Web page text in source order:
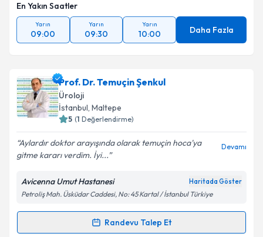
En Yakın Saatler
Yarın
09:00
Yarın
09:30
Yarın
10:00 Daha Fazla
Prof. Dr. Temuçin Şenkul
Üroloji
İstanbul, Maltepe
5 (1 Değerlendirme)
Aylardır doktor arayışında olarak temuçin hoca'ya
gitme kararı verdim. İyi...
Devamı
Avicenna Umut Hastanesi Haritada Göster
Petroliş Mah. Üsküdar Caddesi, No: 45 Kartal / İstanbul Türkiye
Randevu Talep Et
Randevu Takvimi Talebi